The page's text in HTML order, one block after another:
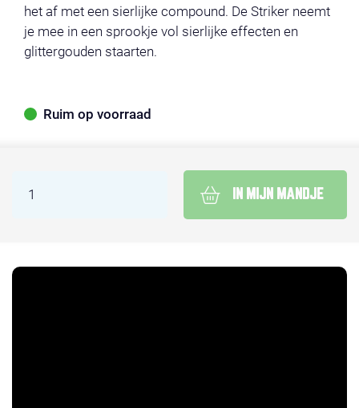
het af met een sierlijke compound. De Striker neemt
je mee in een sprookje vol sierlijke effecten en
glittergouden staarten.
Ruim op voorraad
IN MIJN MANDJE